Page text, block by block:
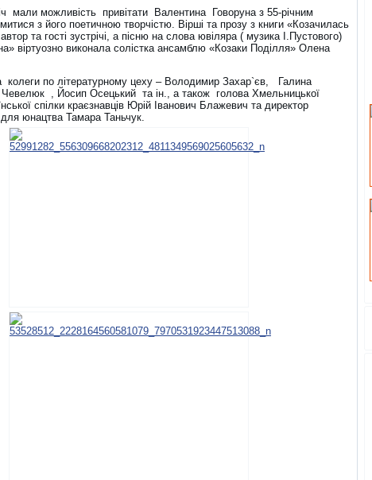
мали можливість привітати Валентина Говоруна з 55-річним
з його поетичною творчістю. Вірші та прозу з книги «Козачилась
та гості зустрічі, а пісню на слова ювіляра ( музика І.Пустового)
віртуозно виконала солістка ансамблю «Козаки Поділля» Олена
колеги по літературному цеху – Володимир Захар`єв, Галина
, Йосип Осецький та ін., а також голова Хмельницької
спілки краєзнавців Юрій Іванович Блажевич та директор
для юнацтва Тамара Таньчук.